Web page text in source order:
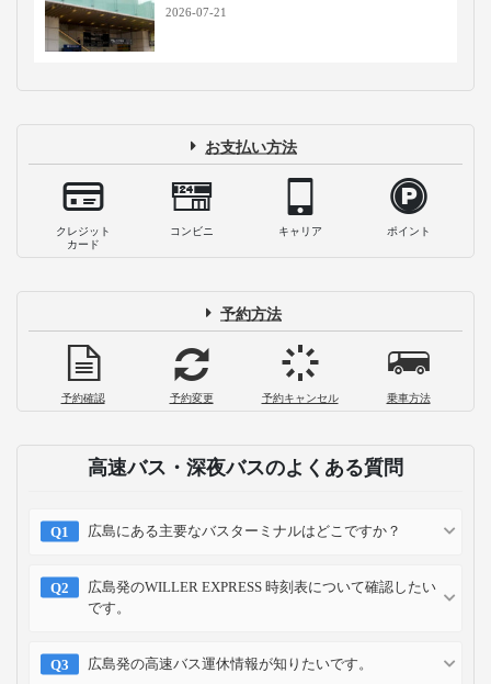
2026-07-21
お支払い方法
クレジット
カード
コンビニ キャリア ポイント
予約方法
予約確認 予約変更 予約キャンセル 乗車方法
高速バス・深夜バスのよくある質問
広島にある主要なバスターミナルはどこですか？
広島発のWILLER EXPRESS 時刻表について確認したい
です。
広島発の高速バス運休情報が知りたいです。